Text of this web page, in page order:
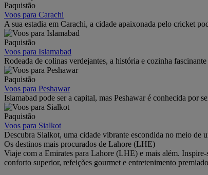
Paquistão
Voos para Carachi
A sua estadia em Carachi, a cidade apaixonada pelo cricket
Paquistão
Voos para Islamabad
Rodeada de colinas verdejantes, a história e cozinha
Paquistão
Voos para Peshawar
Islamabad pode ser a capital, mas Peshawar é conhecida por
Paquistão
Voos para Sialkot
Descubra Sialkot, uma cidade vibrante escondida no meio de
Os destinos mais procurados de Lahore (LHE)
Viaje com a Emirates para Lahore (LHE) e mais além.
conforto superior, refeições gourmet e entretenimento